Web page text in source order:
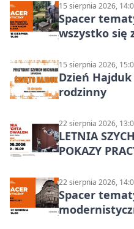
15 sierpnia 2026,
Spacer
wszystko się
15 sierpnia 2026,
Dzień
rodzinny
22 sierpnia 2026,
LETNIA
POKAZY
22 sierpnia 2026,
Spacer